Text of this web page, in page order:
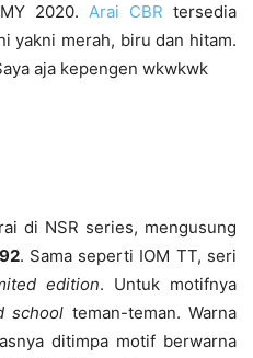
2020. Arai CBR tersedia
yakni merah, biru dan hitam.
aja kepengen wkwkwk
di NSR series, mengusung
. Sama seperti IOM TT, seri
edition. Untuk motifnya
school teman-teman. Warna
ditimpa motif berwarna